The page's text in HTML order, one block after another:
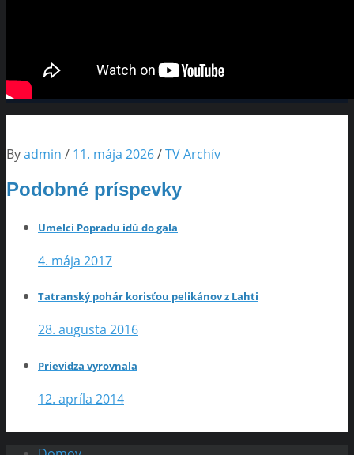
Byadmin / 11. mája 2026/TV Archív
Podobné príspevky
Umelci Popradu idú do gala
4. mája 2017
Tatranský pohár korisťou pelikánov z Lahti
28. augusta 2016
Prievidza vyrovnala
12. apríla 2014